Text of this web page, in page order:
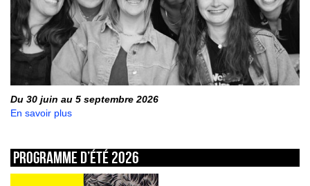
Du 30 juin au 5 septembre 2026
En savoir plus
Programme d’été 2026